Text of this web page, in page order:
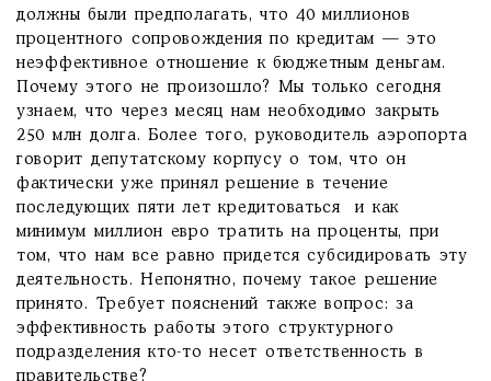
должны были предполагать, что 40 миллионов
процентного сопровождения по кредитам — это
неэффективное отношение к бюджетным деньгам.
Почему этого не произошло? Мы только сегодня
узнаем, что через месяц нам необходимо закрыть
250 млн долга. Более того, руководитель аэропорта
говорит депутатскому корпусу о том, что он
фактически уже принял решение в течение
последующих пяти лет кредитоваться и как
минимум миллион евро тратить на проценты, при
том, что нам все равно придется субсидировать эту
деятельность. Непонятно, почему такое решение
принято. Требует пояснений также вопрос: за
эффективность работы этого структурного
подразделения кто-то несет ответственность в
правительстве?